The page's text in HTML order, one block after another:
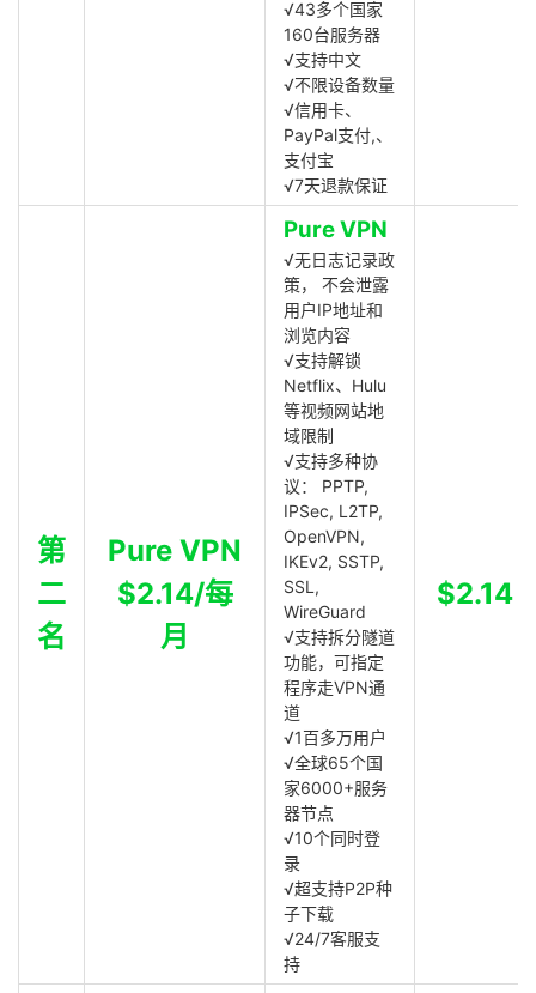
√43多个国家
160台服务器
√支持中文
√不限设备数量
√信用卡、
PayPal支付,、
支付宝
√7天退款保证
第
二
名
Pure VPN
$2.14/每
月
Pure VPN
√无日志记录政
策， 不会泄露
用户IP地址和
浏览内容
√支持解锁
Netflix、Hulu
等视频网站地
域限制
√支持多种协
议： PPTP,
IPSec, L2TP,
OpenVPN,
IKEv2, SSTP,
SSL,
WireGuard
√支持拆分隧道
功能，可指定
程序走VPN通
道
√1百多万用户
√全球65个国
家6000+服务
器节点
√10个同时登
录
√超支持P2P种
子下载
√24/7客服支
持
$2.14